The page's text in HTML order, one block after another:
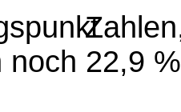
noch 22,9